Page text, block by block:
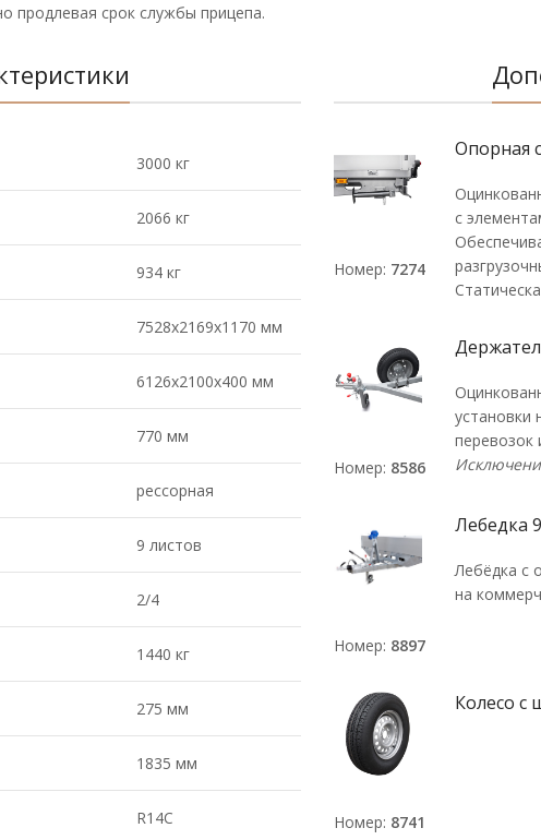
продлевая срок службы прицепа.
3000 кг
2066 кг
934 кг
7528х2169х1170 мм
6126х2100х400 мм
770 мм
рессорная
9 листов
2/4
1440 кг
275 мм
1835 мм
R14С
Номер: 7274
Опорная
с
Номер: 8586
установки
перевозок
Номер: 8897
Лебедка
Лебёдка с
на
Номер: 8741
Колесо с